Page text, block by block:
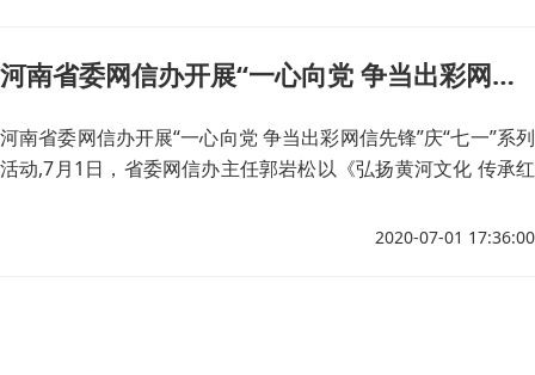
河南省委网信办开展“一心向党 争当出彩网信先锋”庆“七一”系列活动
河南省委网信办开展“一心向党 争当出彩网信先锋”庆“七一”系列
活动,7月1日，省委网信办主任郭岩松以《弘扬黄河文化 传承红
神力量》为题，为办机关全体党员讲党课。▲室务会成员带领各
2020-07-01 17:36:00